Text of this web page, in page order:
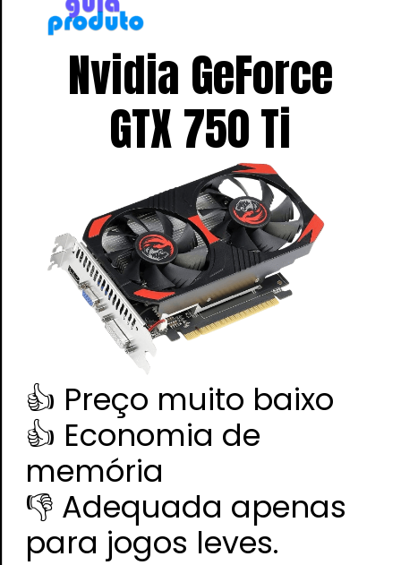
👍 Preço muito baixo
👍 Economia de
memória
👎 Adequada apenas
para jogos leves.
Nvidia GeForce
GTX 750 Ti